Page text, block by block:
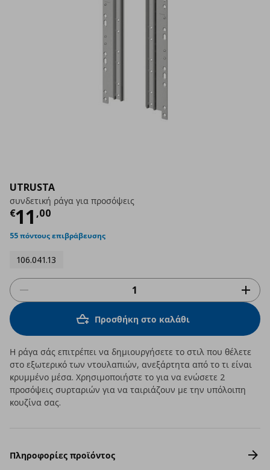
UTRUSTA
συνδετική ράγα για προσόψεις
€11 ,00
Τρέχουσα τιμή
55 πόντους επιβράβευσης
106.041.13
Προσθήκη στο καλάθι
Η ράγα σάς επιτρέπει να δημιουργήσετε το στιλ που θέλετε
στο εξωτερικό των ντουλαπιών, ανεξάρτητα από το τι είναι
κρυμμένο μέσα. Χρησιμοποιήστε το για να ενώσετε 2
προσόψεις συρταριών για να ταιριάζουν με την υπόλοιπη
κουζίνα σας.
Πληροφορίες προϊόντος